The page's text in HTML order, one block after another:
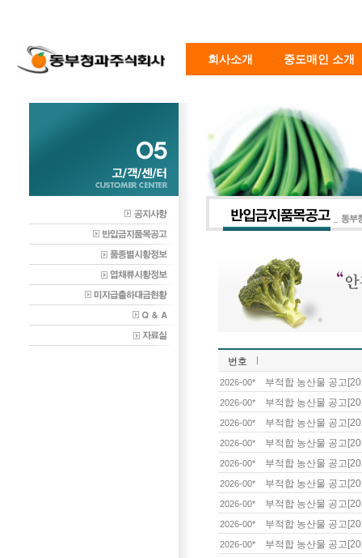
회사소개 중도매인 소개
번호
2026-00* 부적합 농산물 공고
2026-00* 부적합 농산물 공고
2026-00* 부적합 농산물 공고
2026-00* 부적합 농산물 공고
2026-00* 부적합 농산물 공고
2026-00* 부적합 농산물 공고
2026-00* 부적합 농산물 공고
2026-00* 부적합 농산물 공고
2026-00* 부적합 농산물 공고